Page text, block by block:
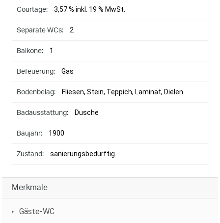
Courtage: 3,57 % inkl. 19 % MwSt.
Separate WCs: 2
Balkone: 1
Befeuerung: Gas
Bodenbelag: Fliesen, Stein, Teppich, Laminat, Dielen
Badausstattung: Dusche
Baujahr: 1900
Zustand: sanierungsbedürftig
Merkmale
Gäste-WC